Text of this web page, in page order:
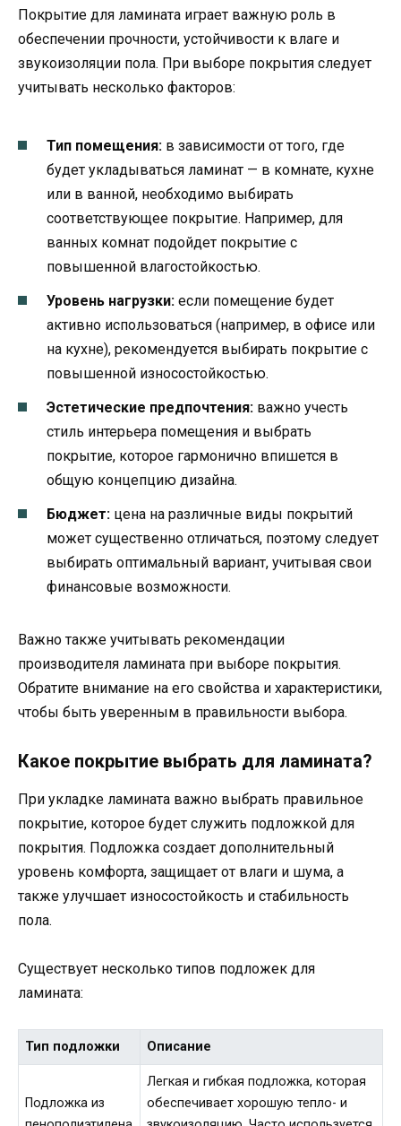
Покрытие для ламината играет важную роль в
обеспечении прочности, устойчивости к влаге и
звукоизоляции пола. При выборе покрытия следует
учитывать несколько факторов:
Тип помещения: в зависимости от того, где
будет укладываться ламинат — в комнате, кухне
или в ванной, необходимо выбирать
соответствующее покрытие. Например, для
ванных комнат подойдет покрытие с
повышенной влагостойкостью.
Уровень нагрузки: если помещение будет
активно использоваться (например, в офисе или
на кухне), рекомендуется выбирать покрытие с
повышенной износостойкостью.
Эстетические предпочтения: важно учесть
стиль интерьера помещения и выбрать
покрытие, которое гармонично впишется в
общую концепцию дизайна.
Бюджет: цена на различные виды покрытий
может существенно отличаться, поэтому следует
выбирать оптимальный вариант, учитывая свои
финансовые возможности.
Важно также учитывать рекомендации
производителя ламината при выборе покрытия.
Обратите внимание на его свойства и характеристики,
чтобы быть уверенным в правильности выбора.
Какое покрытие выбрать для ламината?
При укладке ламината важно выбрать правильное
покрытие, которое будет служить подложкой для
покрытия. Подложка создает дополнительный
уровень комфорта, защищает от влаги и шума, а
также улучшает износостойкость и стабильность
пола.
Существует несколько типов подложек для
ламината:
Тип подложки Описание
Подложка из
Легкая и гибкая подложка, которая
обеспечивает хорошую тепло- и